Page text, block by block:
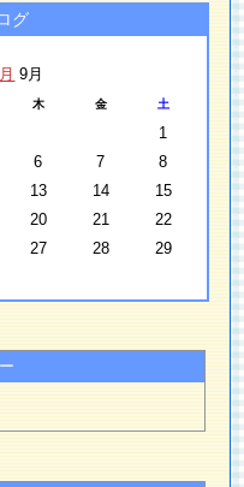
グ
9月
木 金 土
1
6 7
8
13 14
15
20 21
22
27 28
29